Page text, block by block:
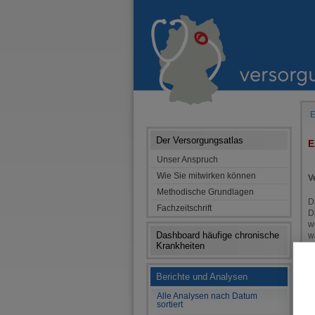
Der Versorgungsatlas
Unser Anspruch
Wie Sie mitwirken können
Methodische Grundlagen
Fachzeitschrift
Dashboard häufige chronische
Krankheiten
Berichte und Analysen
Alle Analysen nach Datum
sortiert